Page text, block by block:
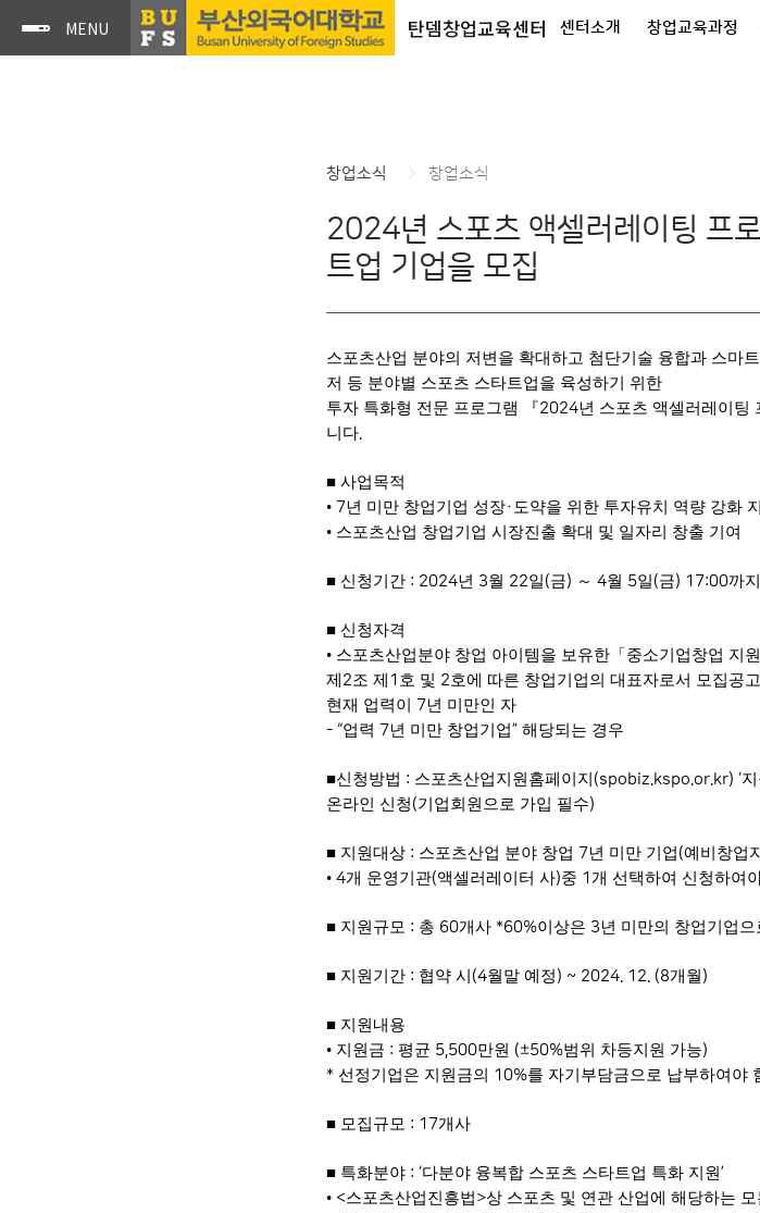
탄뎀창업교육센터 센터소개 창업교육과정
창업소식 창업소식
2024년 스포츠 액셀러레이팅 프
트업 기업을 모집
스포츠산업 분야의 저변을 확대하고 첨단기술 융합과 스마
저 등 분야별 스포츠 스타트업을 육성하기 위한
투자 특화형 전문 프로그램
『2024년 스포츠 액셀러레이팅
니다.
■ 사업목적
• 7년 미만 창업기업 성장· 도약을 위한 투자유치 역량 강화
• 스포츠산업 창업기업 시장진출 확대 및 일자리 창출 기여
■ 신청기간 : 2024년 3월 22일(금) ～ 4월 5일(금) 17:00까지
■ 신청자격
• 스포츠산업분야 창업 아이템을 보유한 「 중소기업창업 지
제 2조 제 1 호 및 2호에 따른 창업기업의 대표자로서 모집공
현재 업력이
7년 미만인 자
- “업력 7년 미만 창업기업” 해당되는 경우
■신청방법 : 스포츠산업지원홈페이지 (spobiz.kspo.or.kr) ‘
온라인 신청(기업회원으로 가입 필수)
■ 지원대상 : 스포츠산업 분야 창업 7년 미만 기업(예비창업
• 4개 운영기관(액셀러레이터 사)중 1 개 선택하여 신청하여
■ 지원규모 : 총 60개사 *60%이상은 3년 미만의 창업기업으
■ 지원기간 : 협약 시 (4월말 예정) ~ 2024. 12. (8개월)
■ 지원내용
• 지원금 : 평균 5,500만원 (±50%범위 차등지원 가능)
* 선정기업은 지원금의 10%를 자기부담금으로 납부하여야
■ 모집규모 : 17개사
■ 특화분야 : ‘다분야 융복합 스포츠 스타트업 특화 지원’
• <스포츠산업진흥법>상 스포츠 및 연관 산업에 해당하는 모